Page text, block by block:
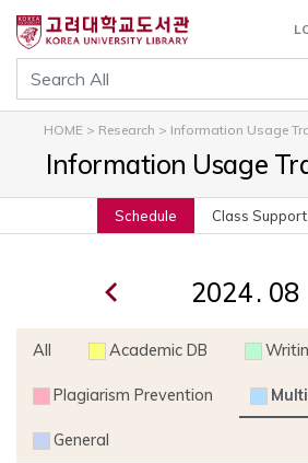
건
기
통합검색
사이트내 검색
HOME> Research > Information Usage
Information Usage
Schedule Class
.
All Academic DB
Plagiarism Prevention
General